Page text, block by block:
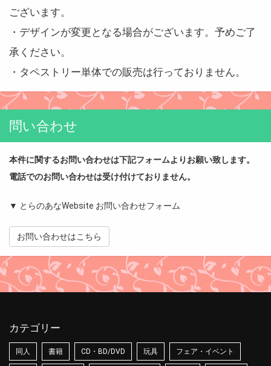
ございます。
・デザインが変更となる場合がございます。予めご了
承ください。
・タペストリー単体での販売は行っておりません。
問い合わせ
本件に関するお問い合わせは下記フォームよりお願い致します。
電話でのお問い合わせは受け付けておりません。
▼ とらのあなWebsite お問い合わせフォーム
お問い合わせはこちら
カテゴリー
同人 書籍 CD・BD/DVD 玩具 フェア・イベント